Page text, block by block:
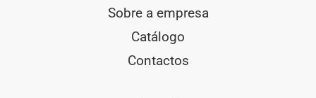
Sobre a empresa
Catálogo
Contactos